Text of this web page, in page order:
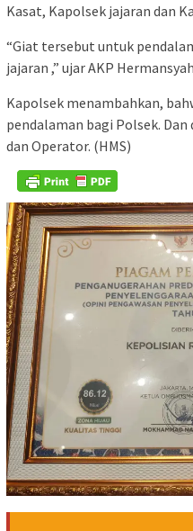
Kasat, Kapolsek jajaran dan
“Giat tersebut untuk
jajaran ,” ujar AKP
Kapolsek menambahkan,
pendalaman bagi Polsek.
dan Operator. (HMS)